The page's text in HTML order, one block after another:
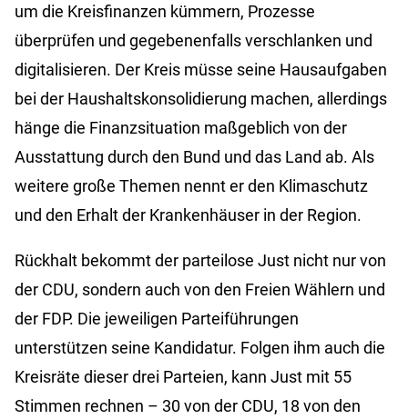
um die Kreisfinanzen kümmern, Prozesse
überprüfen und gegebenenfalls verschlanken und
digitalisieren. Der Kreis müsse seine Hausaufgaben
bei der Haushaltskonsolidierung machen, allerdings
hänge die Finanzsituation maßgeblich von der
Ausstattung durch den Bund und das Land ab. Als
weitere große Themen nennt er den Klimaschutz
und den Erhalt der Krankenhäuser in der Region.
Rückhalt bekommt der parteilose Just nicht nur von
der CDU, sondern auch von den Freien Wählern und
der FDP. Die jeweiligen Parteiführungen
unterstützen seine Kandidatur. Folgen ihm auch die
Kreisräte dieser drei Parteien, kann Just mit 55
Stimmen rechnen – 30 von der CDU, 18 von den